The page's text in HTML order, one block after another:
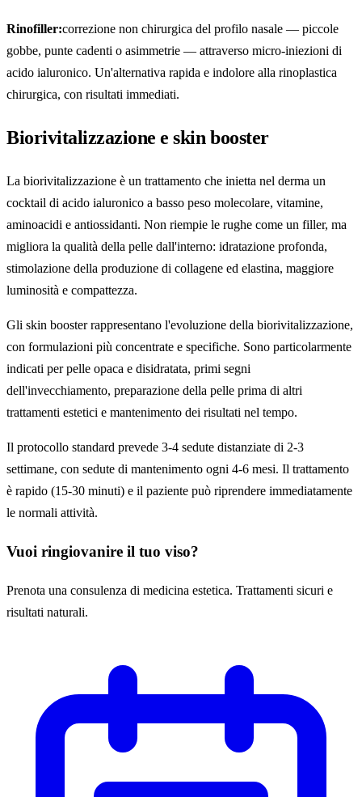
Rinofiller:correzione non chirurgica del profilo nasale — piccole
gobbe, punte cadenti o asimmetrie — attraverso micro-iniezioni di
acido ialuronico. Un'alternativa rapida e indolore alla rinoplastica
chirurgica, con risultati immediati.
Biorivitalizzazione e skin booster
La biorivitalizzazione è un trattamento che inietta nel derma un
cocktail di acido ialuronico a basso peso molecolare, vitamine,
aminoacidi e antiossidanti. Non riempie le rughe come un filler, ma
migliora la qualità della pelle dall'interno: idratazione profonda,
stimolazione della produzione di collagene ed elastina, maggiore
luminosità e compattezza.
Gli skin booster rappresentano l'evoluzione della biorivitalizzazione,
con formulazioni più concentrate e specifiche. Sono particolarmente
indicati per pelle opaca e disidratata, primi segni
dell'invecchiamento, preparazione della pelle prima di altri
trattamenti estetici e mantenimento dei risultati nel tempo.
Il protocollo standard prevede 3-4 sedute distanziate di 2-3
settimane, con sedute di mantenimento ogni 4-6 mesi. Il trattamento
è rapido (15-30 minuti) e il paziente può riprendere immediatamente
le normali attività.
Vuoi ringiovanire il tuo viso?
Prenota una consulenza di medicina estetica. Trattamenti sicuri e
risultati naturali.